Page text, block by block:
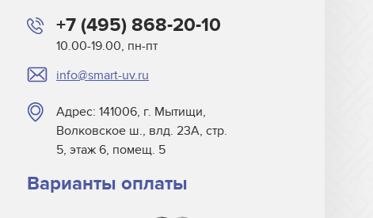
+7 (495) 868-20-10
10.00-19.00, пн-пт
info@smart-uv.ru
Адрес: 141006, г. Мытищи,
Волковское ш., влд. 23А, стр.
5, этаж 6, помещ. 5
Варианты оплаты